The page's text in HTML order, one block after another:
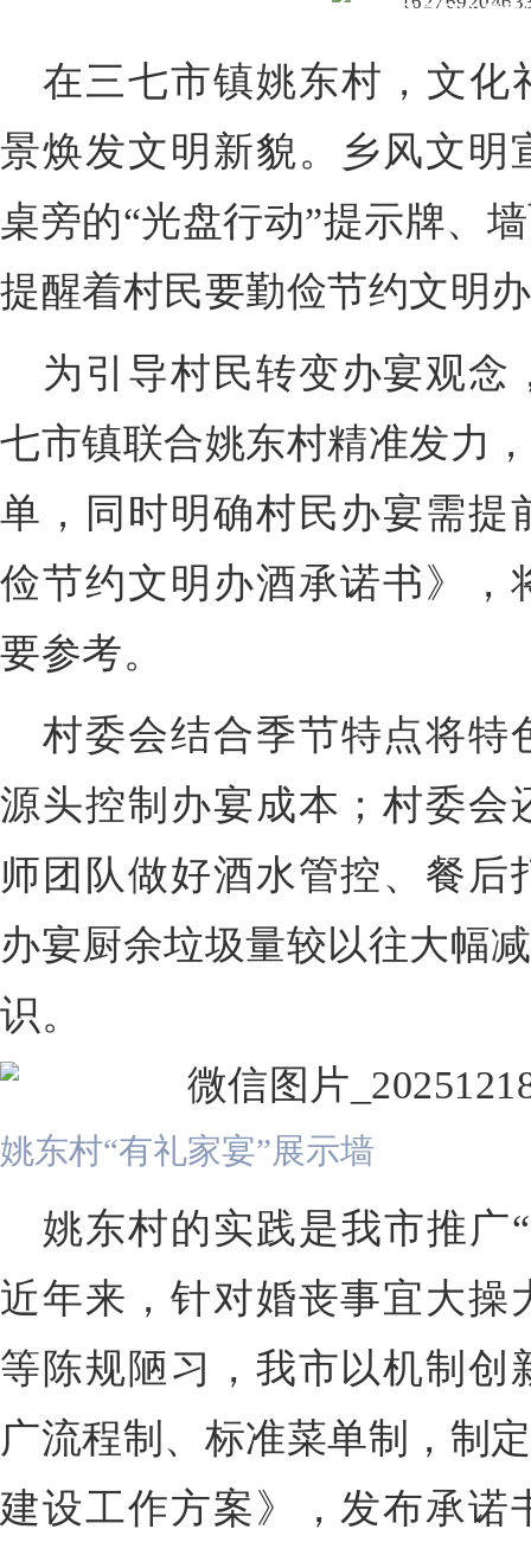
移风易旧俗 倡导
在三七市镇姚东村，文化
景焕发文明新貌。乡风文明
桌旁的“光盘行动”提示牌、
提醒着村民要勤俭节约文明
为引导村民转变办宴观念
七市镇联合姚东村精准发力
单，同时明确村民办宴需提
俭节约文明办酒承诺书》，
要参考。
村委会结合季节特点将特
源头控制办宴成本；村委会
师团队做好酒水管控、餐
办宴厨余垃圾量较以往大幅
识。
姚东村“有礼家宴”展示墙
姚东村的实践是我市推广
近年来，针对婚丧事宜大操
等陈规陋习，我市以机制创
广流程制、标准菜单制，制
建设工作方案》，发布承诺